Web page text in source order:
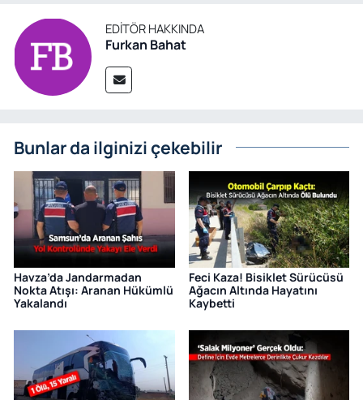
EDITÖR HAKKINDA
Furkan Bahat
Bunlar da ilginizi çekebilir
Havza’da Jandarmadan
Nokta Atışı: Aranan Hükümlü
Yakalandı
Feci Kaza! Bisiklet Sürücüsü
Ağacın Altında Hayatını
Kaybetti